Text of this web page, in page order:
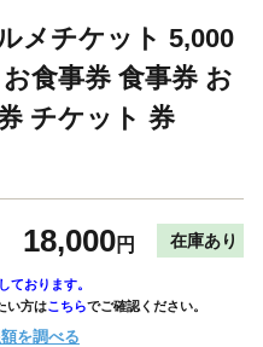
メチケット 5,000
食事券 食事券 お
チケット 券
18,000円 在庫あり
ております。
い方はこちらでご確認ください。
額を調べる